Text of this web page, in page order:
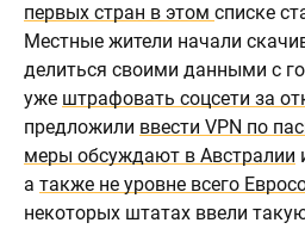
первых стран в этом списке
Местные жители начали
делиться своими данными с
уже штрафовать соцсети за
предложили ввести VPN по
меры обсуждают в Австралии
а также не уровне всего
некоторых штатах ввели